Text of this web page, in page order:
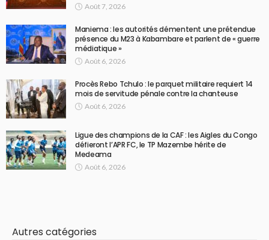
Août 7, 2026
Maniema : les autorités démentent une prétendue
présence du M23 à Kabambare et parlent de « guerre
médiatique »
Août 6, 2026
Procès Rebo Tchulo : le parquet militaire requiert 14
mois de servitude pénale contre la chanteuse
Août 6, 2026
Ligue des champions de la CAF : les Aigles du Congo
défieront l’APR FC, le TP Mazembe hérite de
Medeama
Août 6, 2026
Autres catégories